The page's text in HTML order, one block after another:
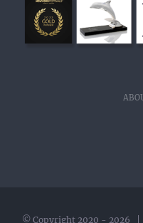
© Copyright 2020 - 2026 |